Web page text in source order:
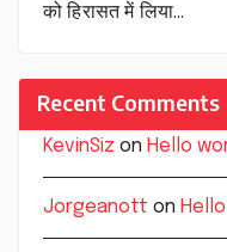
को हिरासत में लिया…
Recent Comments
KevinSiz on Hello
Jorgeanott on